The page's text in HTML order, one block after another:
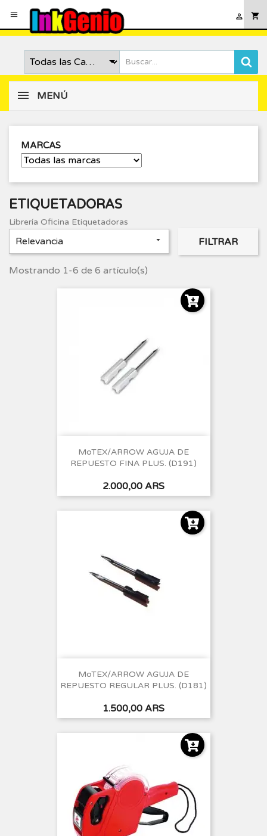
 shopping_cart

MENÚ
MARCAS
ETIQUETADORAS
Librería Oficina Etiquetadoras
Relevancia  FILTRAR
Mostrando 1-6 de 6 artículo(s)
MoTEX/ARROW AGUJA DE
REPUESTO FINA PLUS. (D191)
Precio
2.000,00 ARS
MoTEX/ARROW AGUJA DE
REPUESTO REGULAR PLUS. (D181)
Precio
1.500,00 ARS